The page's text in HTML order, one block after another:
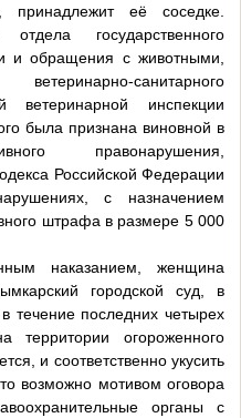
её соседке.
государственного
и обращения с животными,
санитарного
ветеринарной инспекции
была признана виновной в
правонарушения,
Российской Федерации
с назначением
штрафа в размере 5 000
наказанием, женщина
городской суд, в
течение последних четырех
территории огороженного
и соответственно укусить
возможно мотивом оговора
органы с